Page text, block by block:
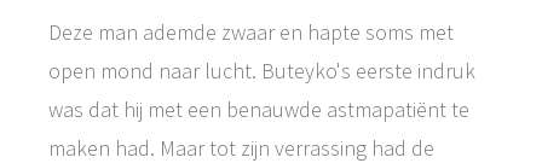
Deze man ademde zwaar en hapte soms met
open mond naar lucht. Buteyko's eerste indruk
was dat hij met een benauwde astmapatiënt te
maken had. Maar tot zijn verrassing had de